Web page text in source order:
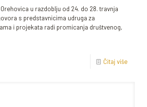
u razdoblju od 24. do 28. travnja
s predstavnicima udruga za
i projekata radi promicanja društvenog,
Čitaj više